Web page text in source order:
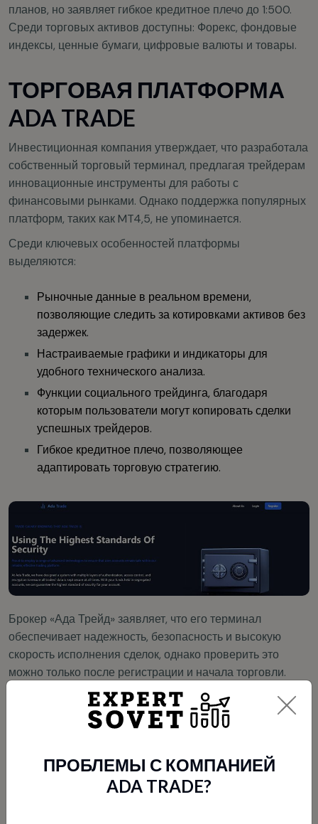
планов, но заявляет гибкое кредитное плечо до 1:500.
Среди торговых активов доступны: Форекс, фондовые
индексы, ценные бумаги, цифровые валюты и товары.
ТОРГОВАЯ ПЛАТФОРМА
ADA TRADE
Инвестиционная компания утверждает, что разработала
собственный торговый терминал, предлагая трейдерам
инновационные инструменты для работы с
финансовыми рынками. Однако поддержка популярных
платформ, таких как MT4,5, не упоминается.
Среди ключевых особенностей платформы
выделяются:
Рыночные данные в реальном времени,
позволяющие следить за котировками активов без
задержек.
Настраиваемые графики и индикаторы для
удобного технического анализа.
Функции социального трейдинга, благодаря
которым пользователи могут копировать сделки
успешных трейдеров.
Гибкое кредитное плечо, позволяющее
адаптировать торговую стратегию.
Брокер «Ада Трейд» заявляет, что его терминал
обеспечивает надежность, безопасность и высокую
скорость исполнения сделок, однако проверить это
можно только после регистрации и начала торговли.
КАК ВЫВЕСТИ ДЕНЬГИ ОТ
Для пополнения счета и вывода средств предлагаются
следующие методы: электронные кошельки,
ПРОБЛЕМЫ С КОМПАНИЕЙ
ADA TRADE?